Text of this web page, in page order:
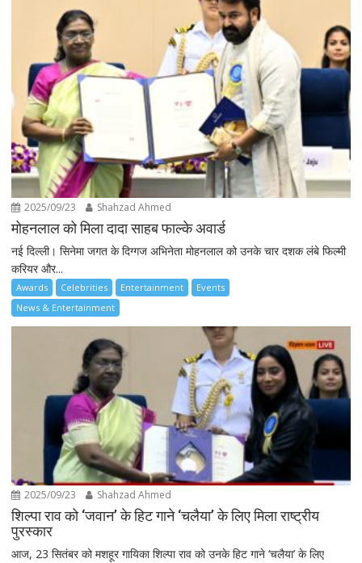
2025/09/23 Shahzad Ahmed
मोहनलाल को मिला दादा साहब फाल्के अवार्ड
नई दिल्ली। सिनेमा जगत के दिग्गज अभिनेता मोहनलाल को उनके चार दशक लंबे फिल्मी
करियर और...
Awards Celebrities Entertainment
Events
News & Entertainment
2025/09/23 Shahzad Ahmed
शिल्पा राव को ‘जवान’ के हिट गाने ‘चलैया’ के लिए मिला राष्ट्रीय
पुरस्कार
आज, 23 सितंबर को मशहूर गायिका शिल्पा राव को उनके हिट गाने ‘चलैया’ के लिए